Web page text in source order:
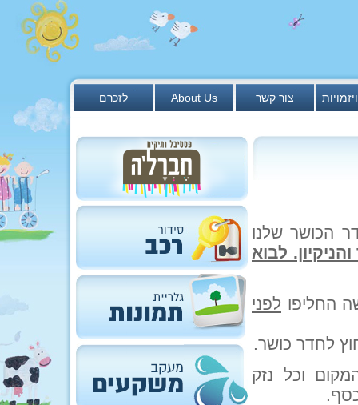
לזכרם About Us צור קשר
הכושר שלנו
לבוא
החליפו לפני
לחדר כושר.
וכל נזק